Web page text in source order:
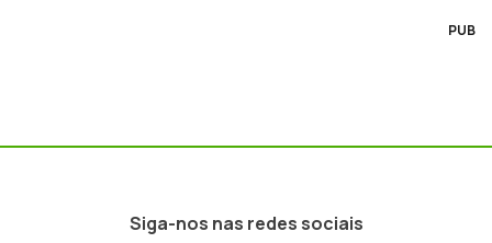
PUB
Siga-nos nas redes sociais